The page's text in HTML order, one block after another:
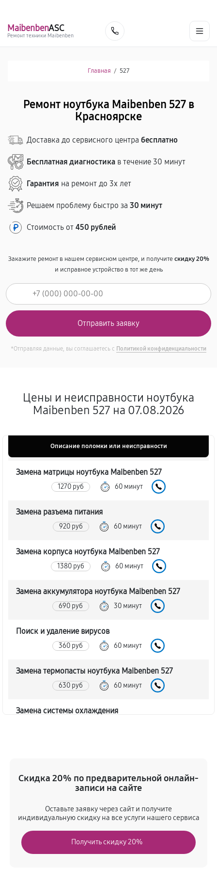
MaibenbenASC
Ремонт техники Maibenben
Главная / 527
Ремонт ноутбука Maibenben 527 в
Красноярске
Доставка до сервисного центра бесплатно
Бесплатная диагностика в течение 30 минут
Гарантия на ремонт до 3х лет
Решаем проблему быстро за 30 минут
Стоимость от 450 рублей
Закажите ремонт в нашем сервисном центре, и получитескидку 20%
и исправное устройство в тот же день
*Отправляя данные, вы соглашаетесь с Политикой конфиденциальности
Цены и неисправности ноутбука
Maibenben 527 на 07.08.2026
Описание поломки или неисправности
Замена матрицы ноутбука Maibenben 527
1270 руб 60 минут
Замена разъема питания
920 руб 60 минут
Замена корпуса ноутбука Maibenben 527
1380 руб 60 минут
Замена аккумулятора ноутбука Maibenben 527
690 руб 30 минут
Поиск и удаление вирусов
360 руб 60 минут
Замена термопасты ноутбука Maibenben 527
630 руб 60 минут
Замена системы охлаждения
Замена оперативной памяти
30 минут
Замена звуковой карты
1610 руб 100 минут
Скидка 20% по предварительной онлайн-
записи на сайте
Оставьте заявку через сайт и получите
индивидуальную скидку на все услуги нашего сервиса
Получить скидку 20%